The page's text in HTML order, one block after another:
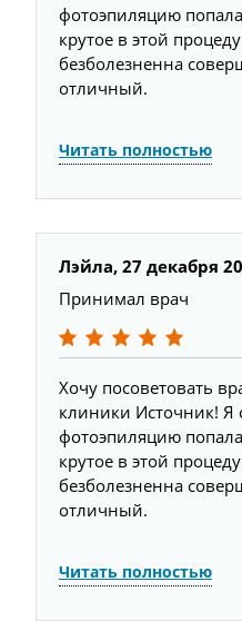
фотоэпиляцию
крутое в этой
безболезненна
отличный.
Читать полностью
Лэйла, 27 декабря
Принимал врач
Хочу посоветовать
клиники Источник! Я
фотоэпиляцию
крутое в этой
безболезненна
отличный.
Читать полностью